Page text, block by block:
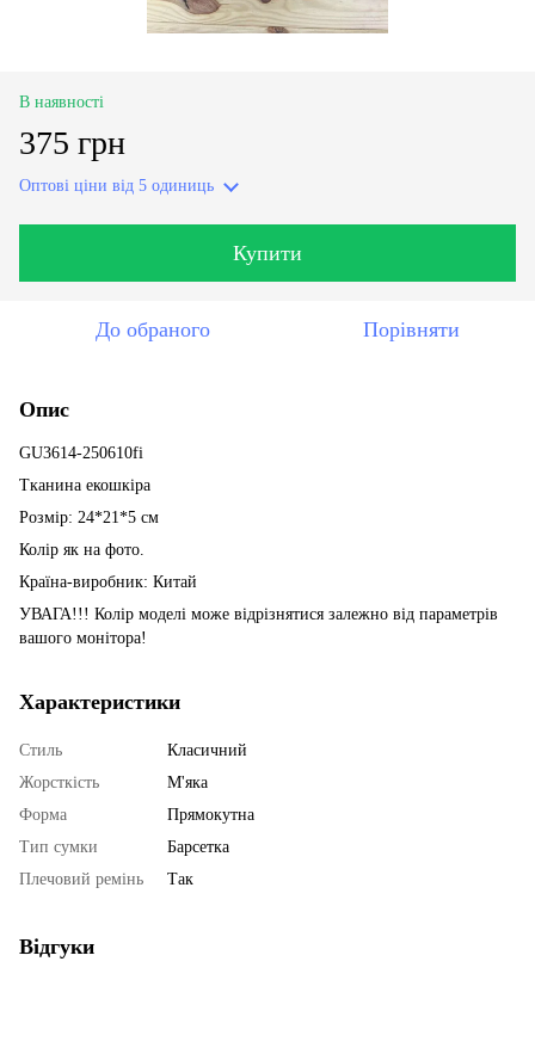
В наявності
375 грн
Оптові ціни від 5 одиниць
Купити
До обраного Порівняти
Опис
GU3614-250610fi
Тканина екошкіра
Розмір: 24*21*5 см
Колір як на фото.
Країна-виробник: Китай
УВАГА!!! Колір моделі може відрізнятися залежно від параметрів
вашого монітора!
Характеристики
Стиль
Класичний
Жорсткість
М'яка
Форма
Прямокутна
Тип сумки
Барсетка
Плечовий ремінь
Так
Відгуки